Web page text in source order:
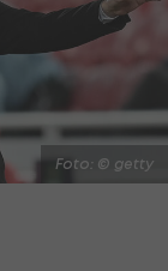
Foto: © getty